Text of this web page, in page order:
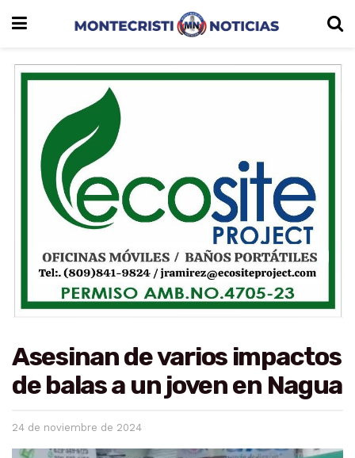
Asesinan de varios impactos
de balas a un joven en Nagua
24 de noviembre de 2024